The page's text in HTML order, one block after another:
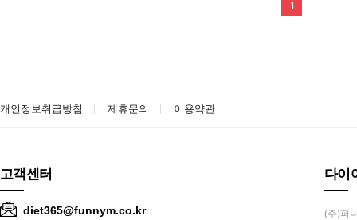
1
개인정보취급방침 제휴문의 이용약관
고객센터
diet365@funnym.co.kr
다이
(주)퍼